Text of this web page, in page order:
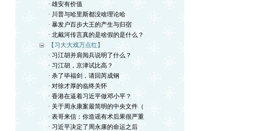
· 雄安有价值
· 川普与哈里斯都没啥理论哈
· 暴发户百步大王的产生与归宿
· 北戴河传言真的是啥假的是什么？
【习大大戏万点红】
· 习江胡并肩阅兵说明了什么？
· 习江胡，京津试比高？
· 杀了毕福剑，请回芮成钢
· 对徐才厚的临终关怀
· 香港在逼着习近平做邓小平？
· 关于周永康案最简明的中央文件（
· 表哥来信：你造谣有术后果很严重
· 习近平决定了周永康的命运之后